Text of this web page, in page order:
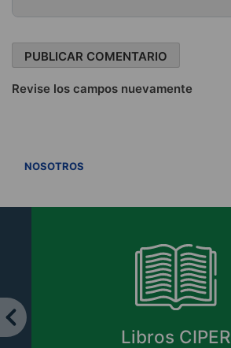
Revise los campos nuevamente
NOSOTROS
Libros CIPER